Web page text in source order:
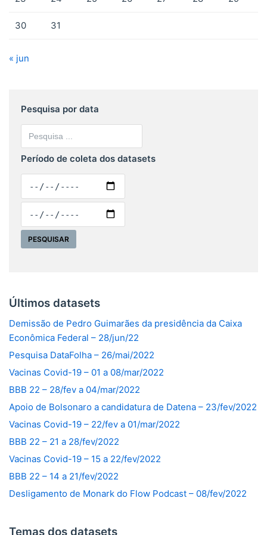
30 31
« jun
Pesquisa por data
Período de coleta dos datasets
Últimos datasets
Demissão de Pedro Guimarães da presidência da Caixa
Econômica Federal – 28/jun/22
Pesquisa DataFolha – 26/mai/2022
Vacinas Covid-19 – 01 a 08/mar/2022
BBB 22 – 28/fev a 04/mar/2022
Apoio de Bolsonaro a candidatura de Datena – 23/fev/2022
Vacinas Covid-19 – 22/fev a 01/mar/2022
BBB 22 – 21 a 28/fev/2022
Vacinas Covid-19 – 15 a 22/fev/2022
BBB 22 – 14 a 21/fev/2022
Desligamento de Monark do Flow Podcast – 08/fev/2022
Temas dos datasets